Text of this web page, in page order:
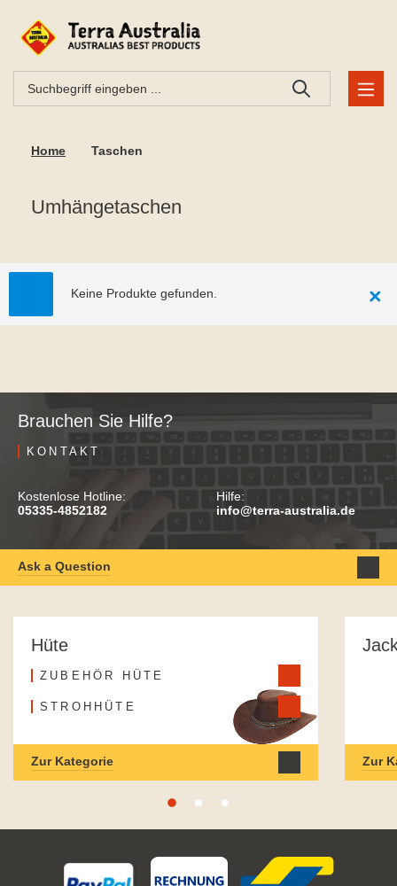
Home Taschen
Umhängetaschen
Keine Produkte gefunden. ×
Brauchen Sie Hilfe?
KONTAKT
Kostenlose Hotline:
05335-4852182
Hilfe:
info@terra-australia.de
Ask a Question
Hüte
ZUBEHÖR HÜTE
STROHHÜTE
Zur Kategorie Zur